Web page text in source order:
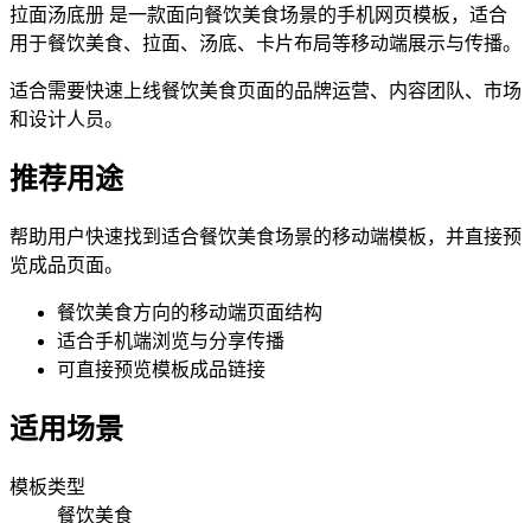
拉面汤底册 是一款面向餐饮美食场景的手机网页模板，适合
用于餐饮美食、拉面、汤底、卡片布局等移动端展示与传播。
适合需要快速上线餐饮美食页面的品牌运营、内容团队、市场
和设计人员。
推荐用途
帮助用户快速找到适合餐饮美食场景的移动端模板，并直接预
览成品页面。
餐饮美食方向的移动端页面结构
适合手机端浏览与分享传播
可直接预览模板成品链接
适用场景
模板类型
餐饮美食